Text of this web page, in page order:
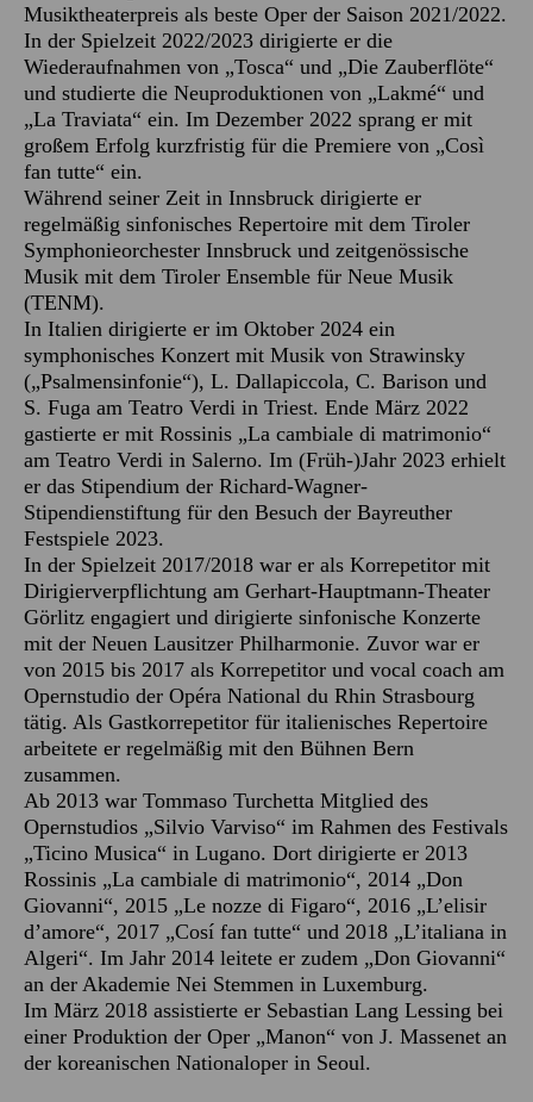
Musiktheaterpreis als beste Oper der Saison 2021/2022.
In der Spielzeit 2022/2023 dirigierte er die
Wiederaufnahmen von „Tosca“ und „Die Zauberflöte“
und studierte die Neuproduktionen von „Lakmé“ und
„La Traviata“ ein. Im Dezember 2022 sprang er mit
großem Erfolg kurzfristig für die Premiere von „Così
fan tutte“ ein.
Während seiner Zeit in Innsbruck dirigierte er
regelmäßig sinfonisches Repertoire mit dem Tiroler
Symphonieorchester Innsbruck und zeitgenössische
Musik mit dem Tiroler Ensemble für Neue Musik
(TENM).
In Italien dirigierte er im Oktober 2024 ein
symphonisches Konzert mit Musik von Strawinsky
(„Psalmensinfonie“), L. Dallapiccola, C. Barison und
S. Fuga am Teatro Verdi in Triest. Ende März 2022
gastierte er mit Rossinis „La cambiale di matrimonio“
am Teatro Verdi in Salerno. Im (Früh-)Jahr 2023 erhielt
er das Stipendium der Richard-Wagner-
Stipendienstiftung für den Besuch der Bayreuther
Festspiele 2023.
In der Spielzeit 2017/2018 war er als Korrepetitor mit
Dirigierverpflichtung am Gerhart-Hauptmann-Theater
Görlitz engagiert und dirigierte sinfonische Konzerte
mit der Neuen Lausitzer Philharmonie. Zuvor war er
von 2015 bis 2017 als Korrepetitor und vocal coach am
Opernstudio der Opéra National du Rhin Strasbourg
tätig. Als Gastkorrepetitor für italienisches Repertoire
arbeitete er regelmäßig mit den Bühnen Bern
zusammen.
Ab 2013 war Tommaso Turchetta Mitglied des
Opernstudios „Silvio Varviso“ im Rahmen des Festivals
„Ticino Musica“ in Lugano. Dort dirigierte er 2013
Rossinis „La cambiale di matrimonio“, 2014 „Don
Giovanni“, 2015 „Le nozze di Figaro“, 2016 „L’elisir
d’amore“, 2017 „Cosí fan tutte“ und 2018 „L’italiana in
Algeri“. Im Jahr 2014 leitete er zudem „Don Giovanni“
an der Akademie Nei Stemmen in Luxemburg.
Im März 2018 assistierte er Sebastian Lang Lessing bei
einer Produktion der Oper „Manon“ von J. Massenet an
der koreanischen Nationaloper in Seoul.